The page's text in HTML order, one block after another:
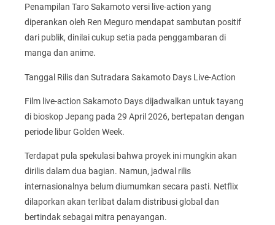
Penampilan Taro Sakamoto versi live-action yang
diperankan oleh Ren Meguro mendapat sambutan positif
dari publik, dinilai cukup setia pada penggambaran di
manga dan anime.
Tanggal Rilis dan Sutradara Sakamoto Days Live-Action
Film live-action Sakamoto Days dijadwalkan untuk tayang
di bioskop Jepang pada 29 April 2026, bertepatan dengan
periode libur Golden Week.
Terdapat pula spekulasi bahwa proyek ini mungkin akan
dirilis dalam dua bagian. Namun, jadwal rilis
internasionalnya belum diumumkan secara pasti. Netflix
dilaporkan akan terlibat dalam distribusi global dan
bertindak sebagai mitra penayangan.